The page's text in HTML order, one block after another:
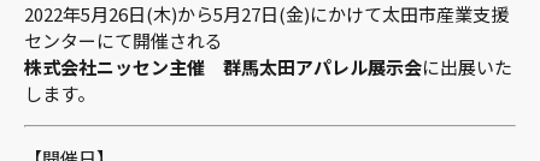
2022年5月26日(木)から5月27日(金)にかけて太田市産業支援
センターにて開催される
株式会社ニッセン主催 群馬太田アパレル展示会に出展いた
します。